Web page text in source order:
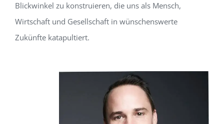
Blickwinkel zu konstruieren, die uns als Mensch,
Wirtschaft und Gesellschaft in wünschenswerte
Zukünfte katapultiert.